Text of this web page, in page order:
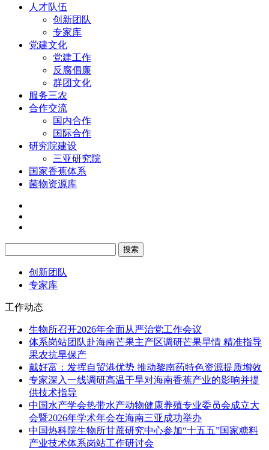
人才队伍
创新团队
专家库
党建文化
党建工作
反腐倡廉
群团文化
服务三农
合作交流
国内合作
国际合作
研究院建设
三亚研究院
国家香蕉体系
菌物资源库
创新团队
专家库
工作动态
生物所召开2026年全面从严治党工作会议
体系岗站团队赴海南芒果主产区调研芒果旱情 精准指导
果农抗旱保产
戴好富：发挥自贸港优势 推动黎南药特色资源提质增效
专家深入一线调研高温干旱对海南香蕉产业的影响并提
供技术指导
中国水产学会热带水产动物健康养殖专业委员会成立大
会暨2026年学术年会在海南三亚成功举办
中国热科院生物所甘蔗研究中心参加“十五五”国家糖料
产业技术体系岗站工作研讨会